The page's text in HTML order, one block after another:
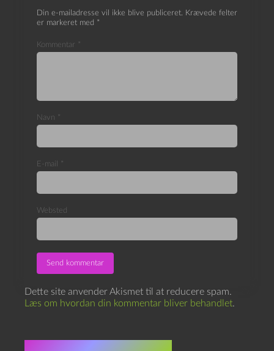
Din e-mailadresse vil ikke blive publiceret. Krævede felter
er markeret med *
Kommentar *
Navn *
E-mail *
Websted
Dette site anvender Akismet til at reducere spam.
Læs om hvordan din kommentar bliver behandlet.